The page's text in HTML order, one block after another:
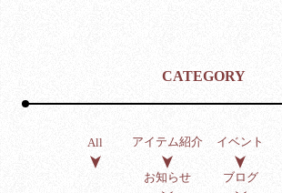
CATEGORY
All アイテム紹介 イベント
お知らせ ブログ